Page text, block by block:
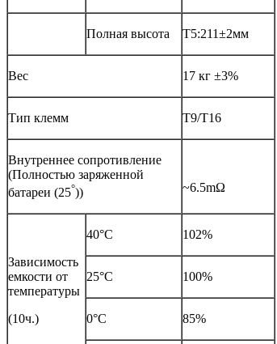
Полная высота T5:211±2мм
Вес 17 кг ±3%
Тип клемм T9/T16
Внутреннее сопротивление
(Полностью заряженной
батареи (25°)) ~6.5mΩ
Зависимость
емкости от
температуры
(10ч.)
40°C 102%
25°C 100%
0°C 85%